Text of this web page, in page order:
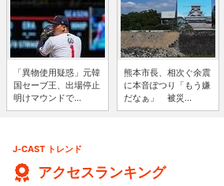
「異物使用疑惑」元韓
国セーブ王、出場停止
明けマウンドで...
熊本市長、相次ぐ余震
に本音ぽつり「もう嫌
だなぁ」 被災...
J-CAST トレンド
アクセスランキング